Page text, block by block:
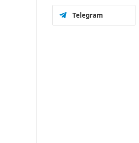
Telegram